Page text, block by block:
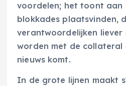
voordelen; het toont aan
blokkades plaatsvinden,
verantwoordelijken liever
worden met de collateral
nieuws komt.
In de grote lijnen maakt